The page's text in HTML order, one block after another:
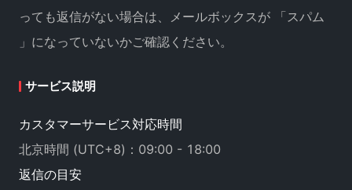
っても返信がない場合は、メールボックスが 「スパム
」になっていないかご確認ください。
サービス説明
カスタマーサービス対応時間
北京時間 (UTC+8)：09:00 - 18:00
返信の目安